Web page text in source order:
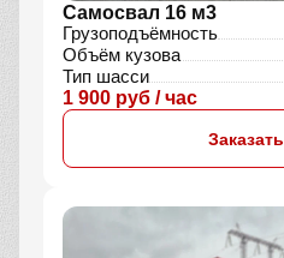
Самосвал 16 м3
Грузоподъёмность
Объём кузова
Тип шасси
1 900 руб / час
Заказать